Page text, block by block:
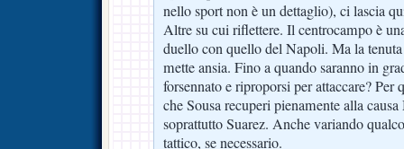
nello sport non è un dettaglio), ci lascia
Altre su cui riflettere. Il centrocampo è
duello con quello del Napoli. Ma la
mette ansia. Fino a quando saranno in
forsennato e riproporsi per attaccare? Per
che Sousa recuperi pienamente alla
soprattutto Suarez. Anche variando
tattico, se necessario.